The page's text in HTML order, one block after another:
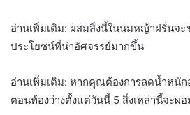
อ่านเพิ่มเติม: ผสมสิ่งนี้ในนมหญ้าฝรั่นจะ
ประโยชน์ที่น่าอัศจรรย์มากขึ้น
อ่านเพิ่มเติม: หากคุณต้องการลดน้ำหนัก
ตอนท้องว่างตั้งแต่วันนี้ 5 สิ่งเหล่านี้จะผ